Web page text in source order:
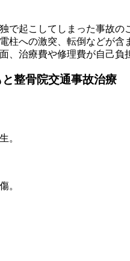
で起こしてしまった事故の
柱への激突、転倒などが含
治療費や修理費が自己負
整骨院交通事故治療
。
。